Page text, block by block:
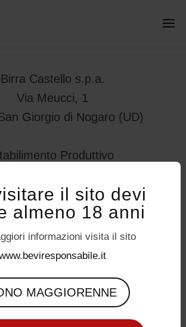
Birra Castello s.p.a.
Via Meucci, 1
Giorgio di Nogaro (UD)
Produttivo
– Pedavena (BL)
Seguici su
P.I. 01994920302
il sito devi
almeno 18 anni
informazioni visita il sito
MAGGIORENNE